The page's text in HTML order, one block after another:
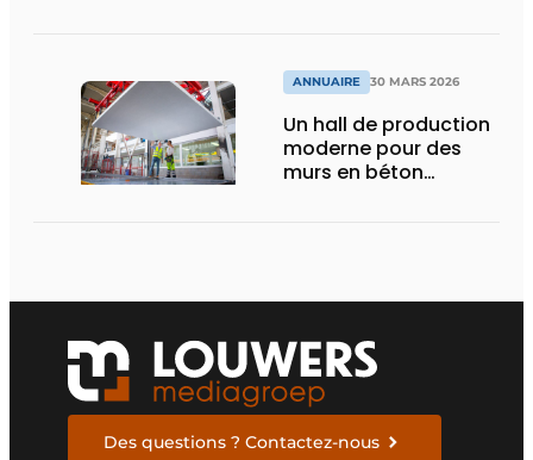
ANNUAIRE 30 MARS 2026
Un hall de production
moderne pour des
murs en béton
Des questions ? Contactez-nous